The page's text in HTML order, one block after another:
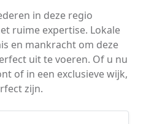
in deze regio
ruime expertise. Lokale
en mankracht om deze
uit te voeren. Of u nu
of in een exclusieve wijk,
zijn.